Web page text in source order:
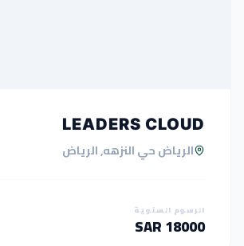
LEADERS CLOUD
الرياض حي النزهه, الرياض
الرسوم السنوية
18000 SAR